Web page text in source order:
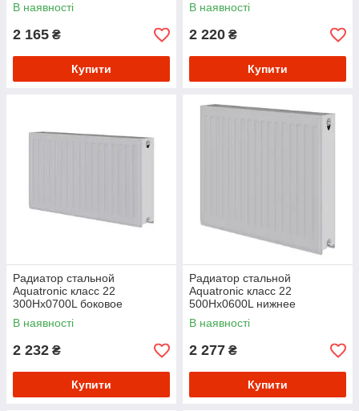
В наявності
2 165 ₴
Купити
В наявності
2 220 ₴
Купити
Радиатор стальной
Aquatronic класс 22
300Hх0700L боковое
подключение
В наявності
2 232 ₴
Купити
Радиатор стальной
Aquatronic класс 22
500Hх0600L нижнее
подключение
В наявності
2 277 ₴
Купити